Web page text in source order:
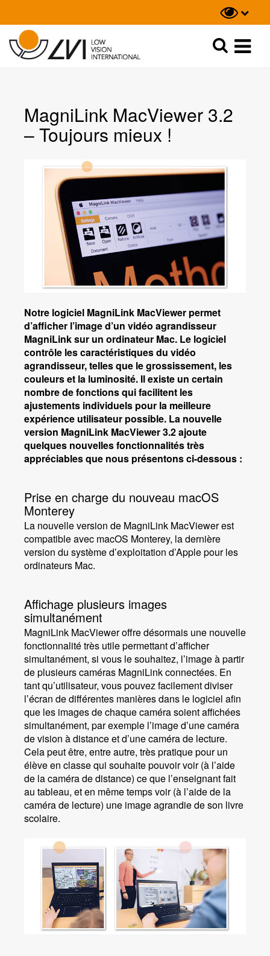
Recherche
MagniLink MacViewer 3.2
– Toujours mieux !
Notre logiciel MagniLink MacViewer permet
d’afficher l’image d’un vidéo agrandisseur
MagniLink sur un ordinateur Mac. Le logiciel
contrôle les caractéristiques du vidéo
agrandisseur, telles que le grossissement, les
couleurs et la luminosité. Il existe un certain
nombre de fonctions qui facilitent les
ajustements individuels pour la meilleure
expérience utilisateur possible. La nouvelle
version MagniLink MacViewer 3.2 ajoute
quelques nouvelles fonctionnalités très
appréciables que nous présentons ci-dessous :
Prise en charge du nouveau macOS
Monterey
La nouvelle version de MagniLink MacViewer est
compatible avec macOS Monterey, la dernière
version du système d’exploitation d’Apple pour les
ordinateurs Mac.
Affichage plusieurs images
simultanément
MagniLink MacViewer offre désormais une nouvelle
fonctionnalité très utile permettant d’afficher
simultanément, si vous le souhaitez, l’image à partir
de plusieurs caméras MagniLink connectées. En
tant qu’utilisateur, vous pouvez facilement diviser
l’écran de différentes manières dans le logiciel afin
que les images de chaque caméra soient affichées
simultanément, par exemple l’image d’une caméra
de vision à distance et d’une caméra de lecture.
Cela peut être, entre autre, très pratique pour un
élève en classe qui souhaite pouvoir voir (à l’aide
de la caméra de distance) ce que l’enseignant fait
au tableau, et en même temps voir (à l’aide de la
caméra de lecture) une image agrandie de son livre
scolaire.